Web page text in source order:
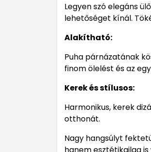
Legyen szó elegáns
lehetőséget kínál.
Alakítható:
Puha párnázatának
finom ölelést és az
Kerek és stílusos:
Harmonikus, kerek
otthonát.
Nagy hangsúlyt
hanem esztétikailag